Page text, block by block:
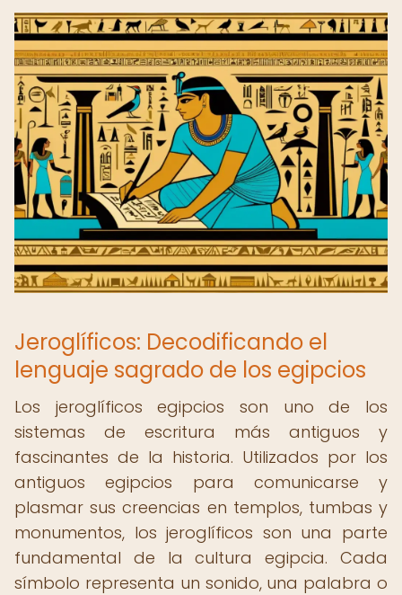
Jeroglíficos: Decodificando el
lenguaje sagrado de los egipcios
Los jeroglíficos egipcios son uno de los
sistemas de escritura más antiguos y
fascinantes de la historia. Utilizados por los
antiguos egipcios para comunicarse y
plasmar sus creencias en templos, tumbas y
monumentos, los jeroglíficos son una parte
fundamental de la cultura egipcia. Cada
símbolo representa un sonido, una palabra o